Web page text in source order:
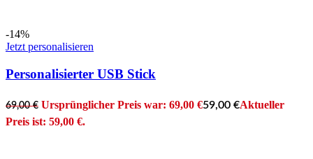
-14%
Jetzt personalisieren
Personalisierter USB Stick
69,00€ Ursprünglicher Preis war: 69,00 €59,00€Aktueller
Preis ist: 59,00 €.